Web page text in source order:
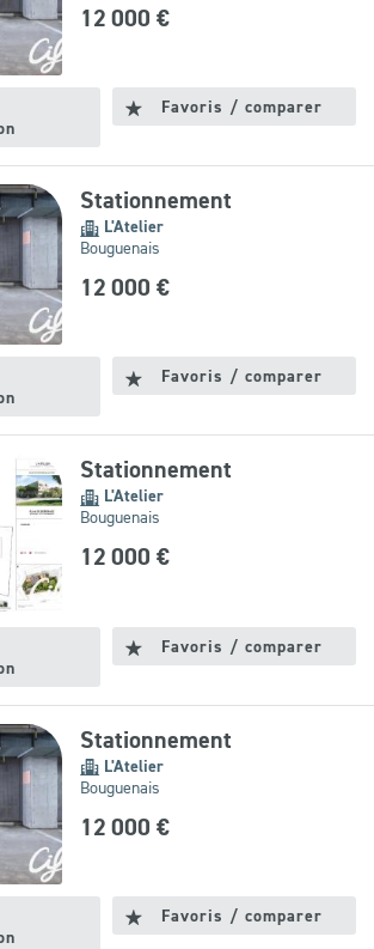
12 000 €
Favoris / comparer
Stationnement
L'Atelier
Bouguenais
12 000 €
Favoris / comparer
Stationnement
L'Atelier
Bouguenais
12 000 €
Favoris / comparer
Stationnement
L'Atelier
Bouguenais
12 000 €
Favoris / comparer